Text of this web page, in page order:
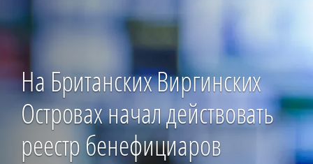
На Британских Виргинских
Островах начал действовать
реестр бенефициаров